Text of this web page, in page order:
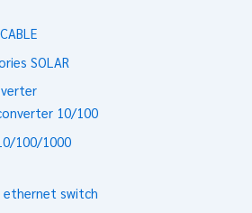
SOLAR
10/100
100/1000
ethernet switch